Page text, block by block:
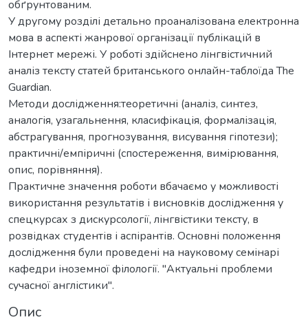
обґрунтованим.
У другому розділі детально проаналізована електронна
мова в аспекті жанрової організації публікацій в
Інтернет мережі. У роботі здійснено лінгвістичний
аналіз тексту статей британського онлайн-таблоїда The
Guardian.
Методи дослідження:теоретичні (аналіз, синтез,
аналогія, узагальнення, класифікація, формалізація,
абстрагування, прогнозування, висування гіпотези);
практичні/емпіричні (спостереження, вимірювання,
опис, порівняння).
Практичне значення роботи вбачаємо у можливості
використання результатів і висновків дослідження у
спецкурсах з дискурсології, лінгвістики тексту, в
розвідках студентів і аспірантів. Основні положення
дослідження були проведені на науковому семінарі
кафедри іноземної філології. "Актуальні проблеми
сучасної англістики".
Опис